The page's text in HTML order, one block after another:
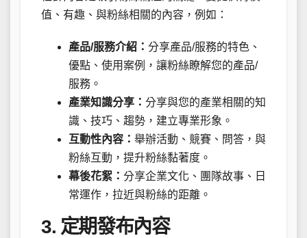
值、有趣、與粉絲相關的內容，例如：
產品/服務介紹： 分享產品/服務的特色、
優點、使用案例，讓粉絲瞭解您的產品/
服務。
產業知識分享： 分享與您的產業相關的知
識、技巧、趨勢，建立專業形象。
互動性內容： 舉辦活動、競賽、問答，與
粉絲互動，提升粉絲黏著度。
幕後花絮： 分享企業文化、團隊故事、日
常運作，拉近與粉絲的距離。
3. 定期發布內容